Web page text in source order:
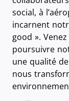
social, à
incarnent
good ».
poursuivre
une qualité
nous